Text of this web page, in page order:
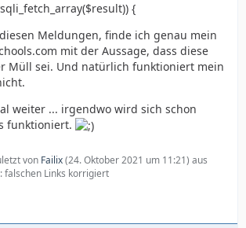
{
Meldungen, finde ich genau mein
mit der Aussage, dass diese
Müll sei. Und natürlich funktioniert mein
weiter ... irgendwo wird sich schon
funktioniert.
von Failix(24. Oktober 2021 um 11:21) aus
falschen Links korrigiert